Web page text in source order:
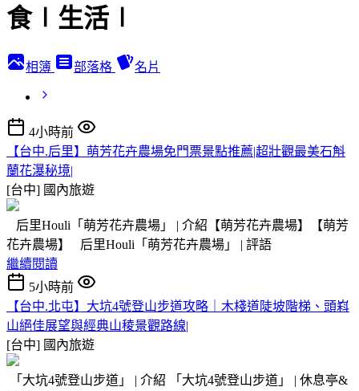
食∣生活∣
相簿 部落格 名片
4小時前
【台中.后里】萌芳花卉農場免門票景點推薦|超壯觀最美石斛
蘭花瀑秘境|
[台中] 國內旅遊
后里Houli「萌芳花卉農場」 | 介紹【萌芳花卉農場】【萌芳
花卉農場】 后里Houli「萌芳花卉農場」 | 評語
繼續閱讀
5小時前
【台中.北屯】大坑4號登山步道攻略｜木棧道陡坡階梯、頭嵙
山絕佳展望與經典山稜景觀路線|
[台中] 國內旅遊
「大坑4號登山步道」 | 介紹 「大坑4號登山步道」 | 休息亭&